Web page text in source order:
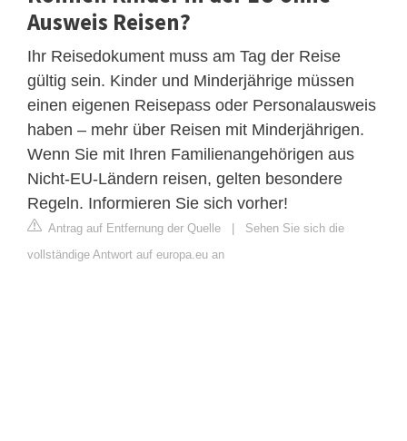
Ausweis Reisen?
Ihr Reisedokument muss am Tag der Reise
gültig sein. Kinder und Minderjährige müssen
einen eigenen Reisepass oder Personalausweis
haben – mehr über Reisen mit Minderjährigen.
Wenn Sie mit Ihren Familienangehörigen aus
Nicht-EU-Ländern reisen, gelten besondere
Regeln. Informieren Sie sich vorher!
Antrag auf Entfernung der Quelle | Sehen Sie sich die
vollständige Antwort auf europa.eu an